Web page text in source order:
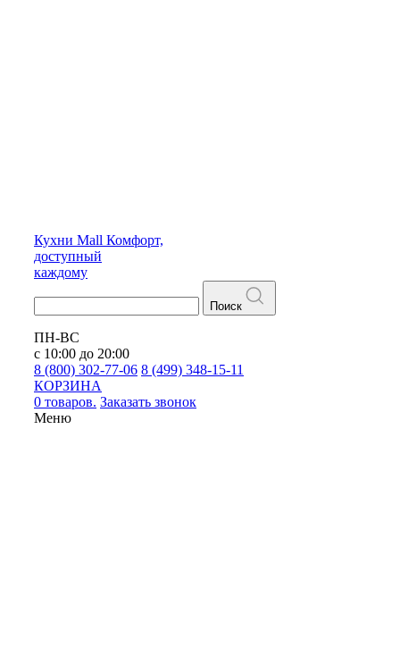
Кухни Mall Комфорт,
доступный
каждому
Поиск
ПН-ВС
с 10:00 до 20:00
8 (800) 302-77-06 8 (499) 348-15-11
КОРЗИНА
0 товаров. Заказать звонок
Меню